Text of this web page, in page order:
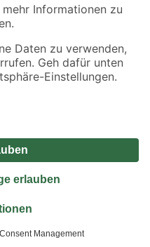
dargestellten Angebote sind unter
Verfügbarkeiten beziehen
für Artikel mit Speditionsversand, hier
Vertrag widerrufen